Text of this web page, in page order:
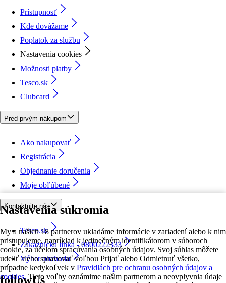
Nastavenia súkromia
My a našich 18 partnerov ukladáme informácie v zariadení alebo k nim
pristupujeme, napríklad k jedinečným identifikátorom v súboroch
cookie, za účelom spracúvania osobných údajov. Svoj súhlas môžete
udeliť alebo spravovať voľbou Prijať alebo Odmietnuť všetko,
prípadne kedykoľvek v Pravidlách pre ochranu osobných údajov a
cookies. Tieto voľby oznámime našim partnerom a neovplyvnia údaje
Prístupnosť
Kde dovážame
Poplatok za službu
Nastavenia cookies
Možnosti platby
Tesco.sk
Clubcard
Pred prvým nákupom
Ako nakupovať
Registrácia
Objednanie doručenia
Moje obľúbené
Kontaktujte nás
Tesco.sk
Zákaznícka linka - 0800222333
Výber obchodu
followUs